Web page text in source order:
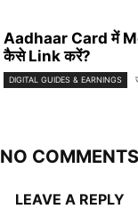
Aadhaar Card में
कैसे Link करें?
DIGITAL GUIDES & EARNINGS
NO COMMENTS
LEAVE A REPLY